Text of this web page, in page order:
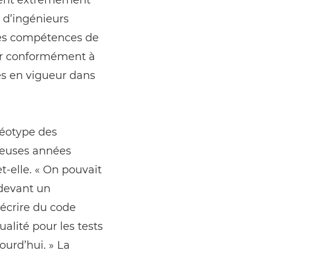
compétences de
conformément à
en vigueur dans
des
années
elle. « On pouvait
un
du code
pour les tests
» La